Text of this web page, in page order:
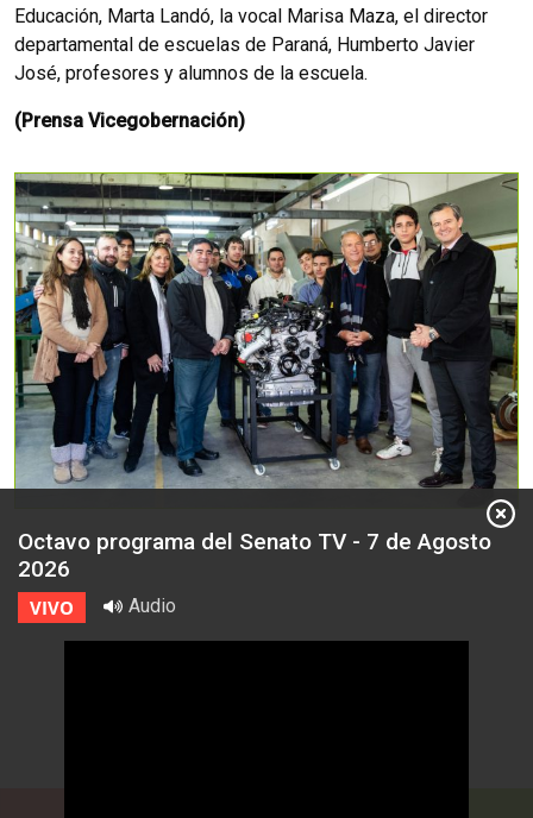
Educación, Marta Landó, la vocal Marisa Maza, el director
departamental de escuelas de Paraná, Humberto Javier
José, profesores y alumnos de la escuela.
(Prensa Vicegobernación)
Octavo programa del Senato TV - 7 de Agosto
2026
VIVO Audio